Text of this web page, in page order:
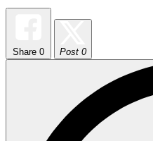
Share 0 Post 0